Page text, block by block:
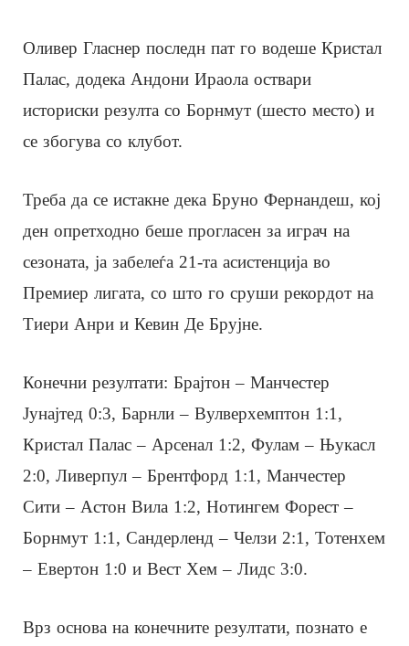
Оливер Гласнер последн пат го водеше Кристал
Палас, додека Андони Ираола оствари
историски резулта со Борнмут (шесто место) и
се збогува со клубот.
Треба да се истакне дека Бруно Фернандеш, кој
ден опретходно беше прогласен за играч на
сезоната, ја забелеѓа 21-та асистенција во
Премиер лигата, со што го сруши рекордот на
Тиери Анри и Кевин Де Брујне.
Конечни резултати: Брајтон – Манчестер
Јунајтед 0:3, Барнли – Вулверхемптон 1:1,
Кристал Палас – Арсенал 1:2, Фулам – Њукасл
2:0, Ливерпул – Брентфорд 1:1, Манчестер
Сити – Астон Вила 1:2, Нотингем Форест –
Борнмут 1:1, Сандерленд – Челзи 2:1, Тотенхем
– Евертон 1:0 и Вест Хем – Лидс 3:0.
Врз основа на конечните резултати, познато е